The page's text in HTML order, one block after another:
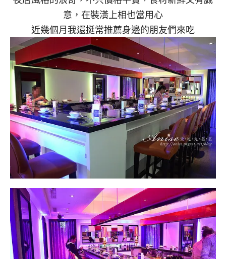
意，在裝潢上相也當用心
近幾個月我還挺常推薦身邊的朋友們來吃